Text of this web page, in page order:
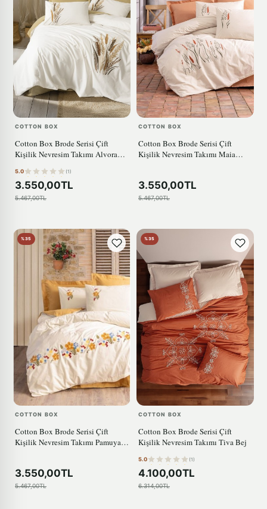
COTTON BOX
Cotton Box Brode Serisi Çift
Kişilik Nevresim Takımı Alvora
5.0 (1)
3.550,00TL
5.467,00TL
COTTON BOX
Cotton Box Brode Serisi Çift
Kişilik Nevresim Takımı Maia
3.550,00TL
5.467,00TL
%35
COTTON BOX
Cotton Box Brode Serisi Çift
Kişilik Nevresim Takımı Pamuya
3.550,00TL
5.467,00TL
%35
COTTON BOX
Cotton Box Brode Serisi Çift
Kişilik Nevresim Takımı Tiva Bej
5.0 (1)
4.100,00TL
6.314,00TL